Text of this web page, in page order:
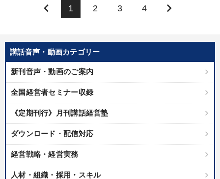
講話音声・動画カテゴリー
新刊音声・動画のご案内
全国経営者セミナー収録
《定期刊行》月刊講話経営塾
ダウンロード・配信対応
経営戦略・経営実務
人材・組織・採用・スキル
keyboard_arrow_left 1 2 3 4 keyboard_arrow_right